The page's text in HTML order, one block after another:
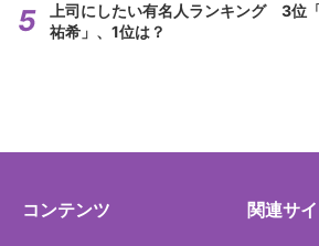
上司にしたい有名人ランキング 3位
祐希」、1位は？
コンテンツ 関連サ